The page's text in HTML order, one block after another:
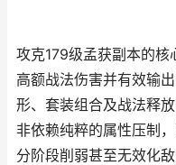
攻克179级孟获副本的
高额战法伤害并有效输
形、套装组合及战法释
非依赖纯粹的属性压制
分阶段削弱甚至无效化